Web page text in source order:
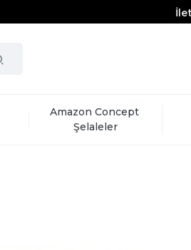
Amazon Concept
Şelaleler